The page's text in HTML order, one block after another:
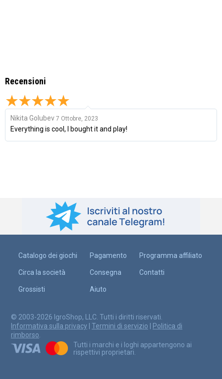
Recensioni
Nikita Golubev 7 Ottobre, 2023
Everything is cool, I bought it and play!
Catalogo dei giochi
Circa la società
Grossisti
Pagamento
Consegna
Aiuto
Programma affiliato
Contatti
© 2003-2026 IgroShop, LLC. Tutti i diritti riservati.
Informativa sulla privacy
Termini di servizio
Politica di
rimborso.
Tutti i marchi e i loghi appartengono ai
rispettivi proprietari.